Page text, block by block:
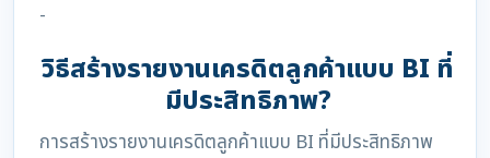
-
วิธีสร้างรายงานเครดิตลูกค้าแบบ BI ที่
มีประสิทธิภาพ?
การสร้างรายงานเครดิตลูกค้าแบบ BI ที่มีประสิทธิภาพ